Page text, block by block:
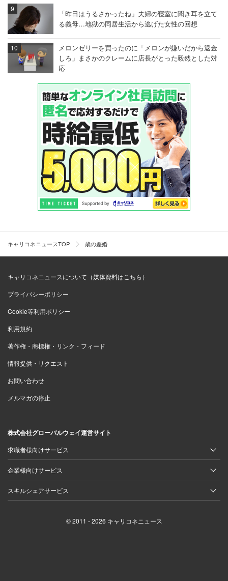
「昨日はうるさかったね」夫婦の寝室に聞き耳を立て
る義母…地獄の同居生活から逃げた女性の回想
メロンゼリーを買ったのに「メロンが嫌いだから返金
しろ」まさかのクレームに店長がとった毅然とした対
応
キャリコネニュースTOP 歳の差婚
キャリコネニュースについて（媒体資料はこちら）
プライバシーポリシー
Cookie等利用ポリシー
利用規約
著作権・商標権・リンク・フィード
情報提供・リクエスト
お問い合わせ
メルマガの停止
株式会社グローバルウェイ運営サイト
求職者様向けサービス
企業様向けサービス
スキルシェアサービス
© 2011 - 2026 キャリコネニュース